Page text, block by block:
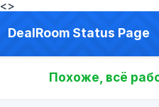
<>
DealRoom Status Page
Похоже, всё